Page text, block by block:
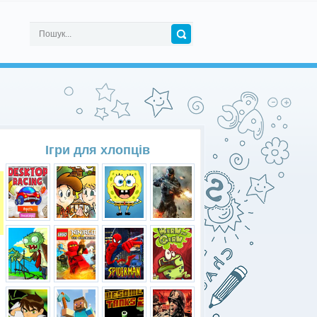
Ігри для хлопців